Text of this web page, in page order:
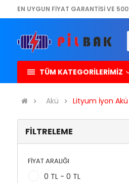
EN UYGUN FİYAT GARANTİSİ VE
TÜM KATEGORİLERİMİZ
Akü Lityum İyon Akü
FILTRELEME
FIYAT ARALIĞI
0 TL - 0 TL